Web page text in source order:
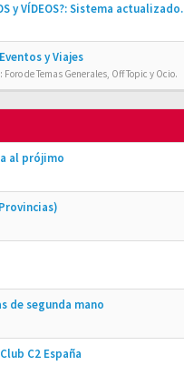
y VÍDEOS?: Sistema actualizado.
y Viajes
Foro de Temas Generales, Off Topic y Ocio.
al prójimo
de segunda mano
C2 España